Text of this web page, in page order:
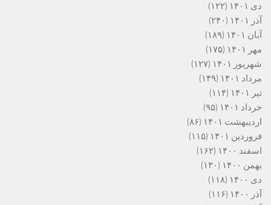
دی ۱۴۰۱
(۱۲۲)
آذر ۱۴۰۱
(۲۴۰)
آبان ۱۴۰۱
(۱۸۹)
مهر ۱۴۰۱
(۱۷۵)
شهریور ۱۴۰۱
(۱۲۷)
مرداد ۱۴۰۱
(۱۴۹)
تیر ۱۴۰۱
(۱۱۴)
خرداد ۱۴۰۱
(۹۵)
اردیبهشت ۱۴۰۱
(۸۶)
فروردین ۱۴۰۱
(۱۱۵)
اسفند ۱۴۰۰
(۱۶۲)
بهمن ۱۴۰۰
(۱۳۰)
دی ۱۴۰۰
(۱۱۸)
آذر ۱۴۰۰
(۱۱۶)